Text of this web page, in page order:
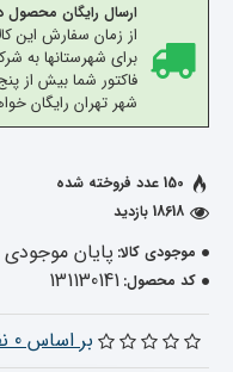
ارسال رایگان محصول در
برای شهرستانها به
فاکتور شما بیش از
شهر تهران رایگان
موجودی کالا: پایان موجودی
کد محصول: 131130141
150 عدد فروخته شده
18618 بازدید
بر اساس 0 نظر